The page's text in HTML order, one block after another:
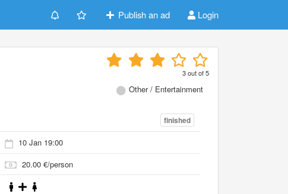
Publish an ad Login
3out of5
Other / Entertainment
finished
10 Jan 19:00
20.00 €/person